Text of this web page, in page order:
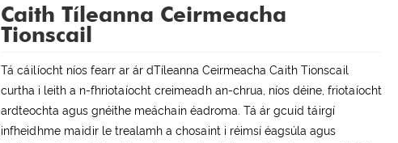
Caith Tíleanna Ceirmeacha
Tionscail
Tá cáilíocht níos fearr ar ár dTíleanna Ceirmeacha Caith Tionscail
curtha i leith a n-fhriotaíocht creimeadh an-chrua, níos déine, friotaíocht
ardteochta agus gnéithe meáchain éadroma. Tá ár gcuid táirgí
infheidhme maidir le trealamh a chosaint i réimsí éagsúla agus